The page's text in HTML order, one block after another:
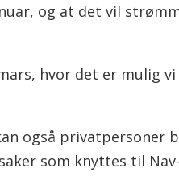
og at det vil
hvor det er mulig
også privatpersoner
som knyttes til